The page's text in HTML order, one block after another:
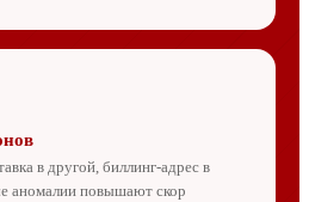
в другой, биллинг-адрес в
аномалии повышают скор